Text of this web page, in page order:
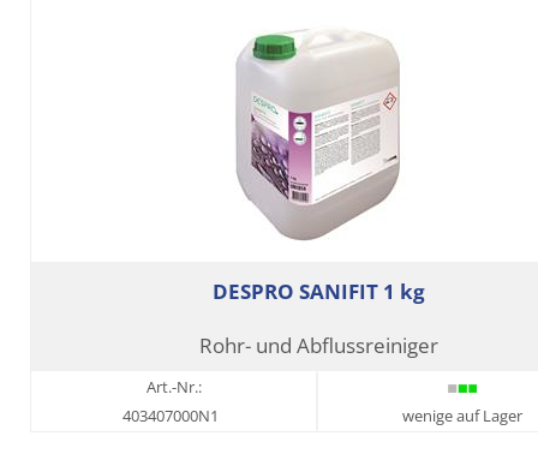
DESPRO SANIFIT 1 kg
Rohr- und Abflussreiniger
Art.-Nr.:
403407000N1
wenige auf Lager